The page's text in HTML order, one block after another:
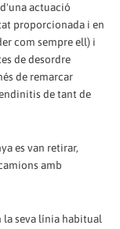
actuació
proporcionada i en
com sempre ell) i
de desordre
de remarcar
de tant de
es van retirar,
amb
la seva línia habitual